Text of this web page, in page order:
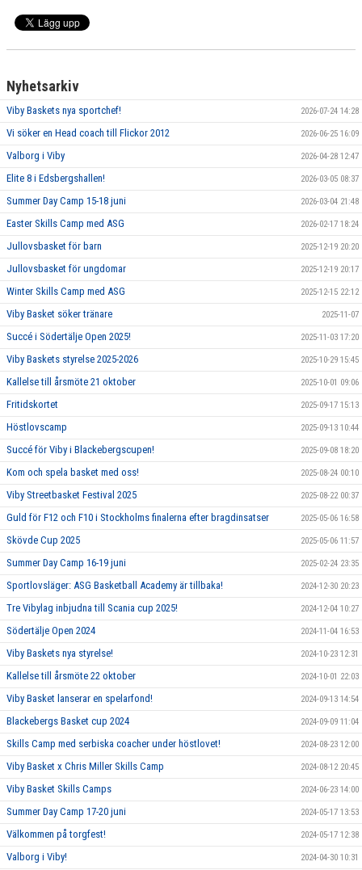
Nyhetsarkiv
Viby Baskets nya sportchef! 2026-07-24 14:28
Vi söker en Head coach till Flickor 2012 2026-06-25 16:09
Valborg i Viby 2026-04-28 12:47
Elite 8 i Edsbergshallen! 2026-03-05 08:37
Summer Day Camp 15-18 juni 2026-03-04 21:48
Easter Skills Camp med ASG 2026-02-17 18:24
Jullovsbasket för barn 2025-12-19 20:20
Jullovsbasket för ungdomar 2025-12-19 20:17
Winter Skills Camp med ASG 2025-12-15 22:12
Viby Basket söker tränare 2025-11-07
Succé i Södertälje Open 2025! 2025-11-03 17:20
Viby Baskets styrelse 2025-2026 2025-10-29 15:45
Kallelse till årsmöte 21 oktober 2025-10-01 09:06
Fritidskortet 2025-09-17 15:13
Höstlovscamp 2025-09-13 10:44
Succé för Viby i Blackebergscupen! 2025-09-08 18:20
Kom och spela basket med oss! 2025-08-24 00:10
Viby Streetbasket Festival 2025 2025-08-22 00:37
Guld för F12 och F10 i Stockholms finalerna efter bragdinsatser 2025-05-06 16:58
Skövde Cup 2025 2025-05-06 11:57
Summer Day Camp 16-19 juni 2025-02-24 23:35
Sportlovsläger: ASG Basketball Academy är tillbaka! 2024-12-30 20:23
Tre Vibylag inbjudna till Scania cup 2025! 2024-12-04 10:27
Södertälje Open 2024 2024-11-04 16:53
Viby Baskets nya styrelse! 2024-10-23 12:31
Kallelse till årsmöte 22 oktober 2024-10-01 22:03
Viby Basket lanserar en spelarfond! 2024-09-13 14:54
Blackebergs Basket cup 2024 2024-09-09 11:04
Skills Camp med serbiska coacher under höstlovet! 2024-08-23 12:00
Viby Basket x Chris Miller Skills Camp 2024-08-12 20:45
Viby Basket Skills Camps 2024-06-23 14:00
Summer Day Camp 17-20 juni 2024-05-17 13:53
Välkommen på torgfest! 2024-05-17 12:38
Valborg i Viby! 2024-04-30 10:31